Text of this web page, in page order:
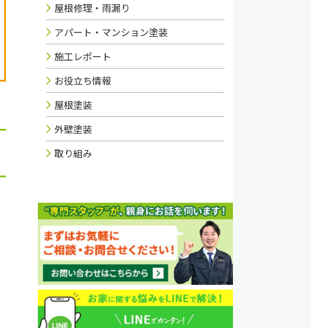
屋根修理・雨漏り
アパート・マンション塗装
施工レポート
お役立ち情報
屋根塗装
外壁塗装
取り組み